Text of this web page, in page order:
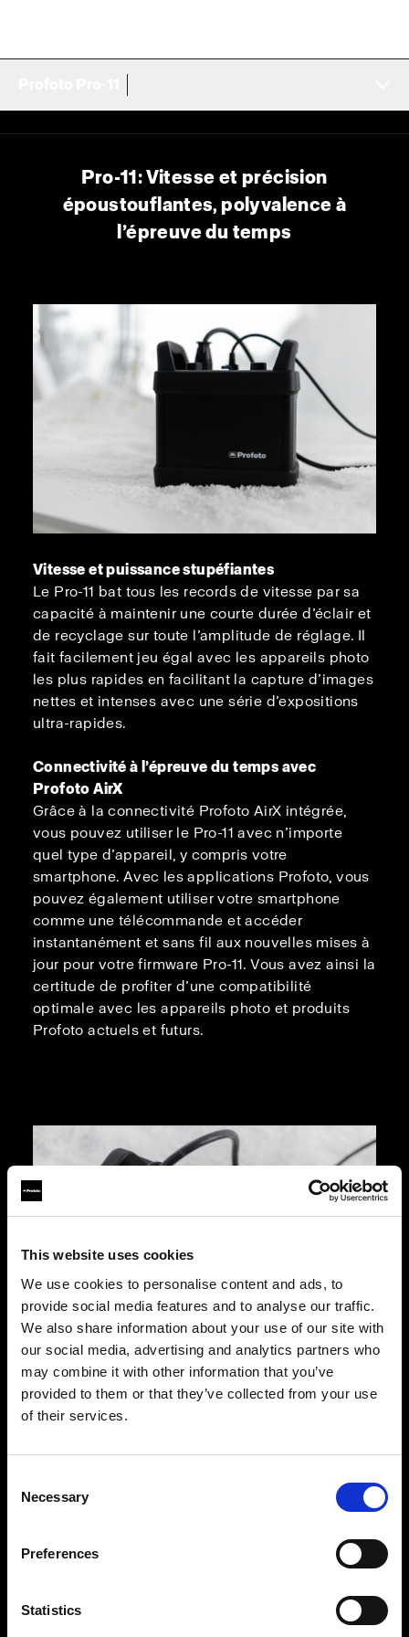
This website uses cookies
We use cookies to personalise content and ads, to
provide social media features and to analyse our traffic.
We also share information about your use of our site with
our social media, advertising and analytics partners who
may combine it with other information that you’ve
provided to them or that they’ve collected from your use
of their services.
Selection
Necessary
Preferences
Statistics
Pro-11: Vitesse et précision
époustouflantes, polyvalence à
l’épreuve du temps
Vitesse et puissance stupéfiantes
Le Pro-11 bat tous les records de vitesse par sa
capacité à maintenir une courte durée d’éclair et
de recyclage sur toute l’amplitude de réglage. Il
fait facilement jeu égal avec les appareils photo
les plus rapides en facilitant la capture d’images
nettes et intenses avec une série d’expositions
ultra-rapides.
Connectivité à l’épreuve du temps avec
Profoto AirX
Grâce à la connectivité Profoto AirX intégrée,
vous pouvez utiliser le Pro-11 avec n’importe
quel type d’appareil, y compris votre
smartphone. Avec les applications Profoto, vous
pouvez également utiliser votre smartphone
comme une télécommande et accéder
instantanément et sans fil aux nouvelles mises à
jour pour votre firmware Pro-11. Vous avez ainsi la
certitude de profiter d’une compatibilité
optimale avec les appareils photo et produits
Profoto actuels et futurs.
Précision et contrôle impressionnants
Avec une amplitude de réglage de onze
est facile de créer la lumière souhaitée. Il peut
2,4 à 2 400 Ws, et vous pouvez contrôler
Conçu pour durer, avec une performance